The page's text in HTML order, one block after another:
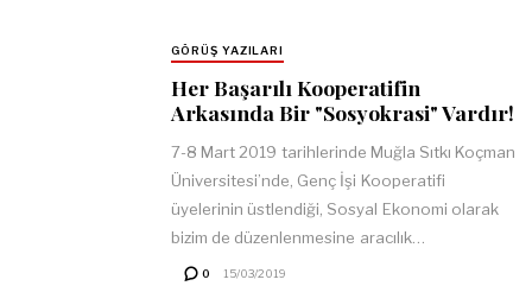
GÖRÜŞ YAZILARI
Her Başarılı Kooperatifin
Arkasında Bir "Sosyokrasi" Vardır!
7-8 Mart 2019 tarihlerinde Muğla Sıtkı Koçman
Üniversitesi’nde, Genç İşi Kooperatifi
üyelerinin üstlendiği, Sosyal Ekonomi olarak
bizim de düzenlenmesine aracılık…
0 15/03/2019